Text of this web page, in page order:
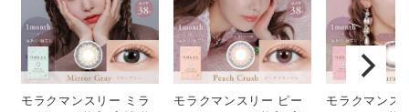
モラクマンスリー ミラ
モラクマンスリー ピー
モラクマンス